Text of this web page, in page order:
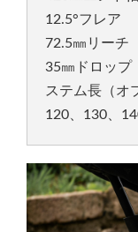
12.5°フレア
72.5㎜リーチ
35㎜ドロップ
ステム長（オ
120、130、